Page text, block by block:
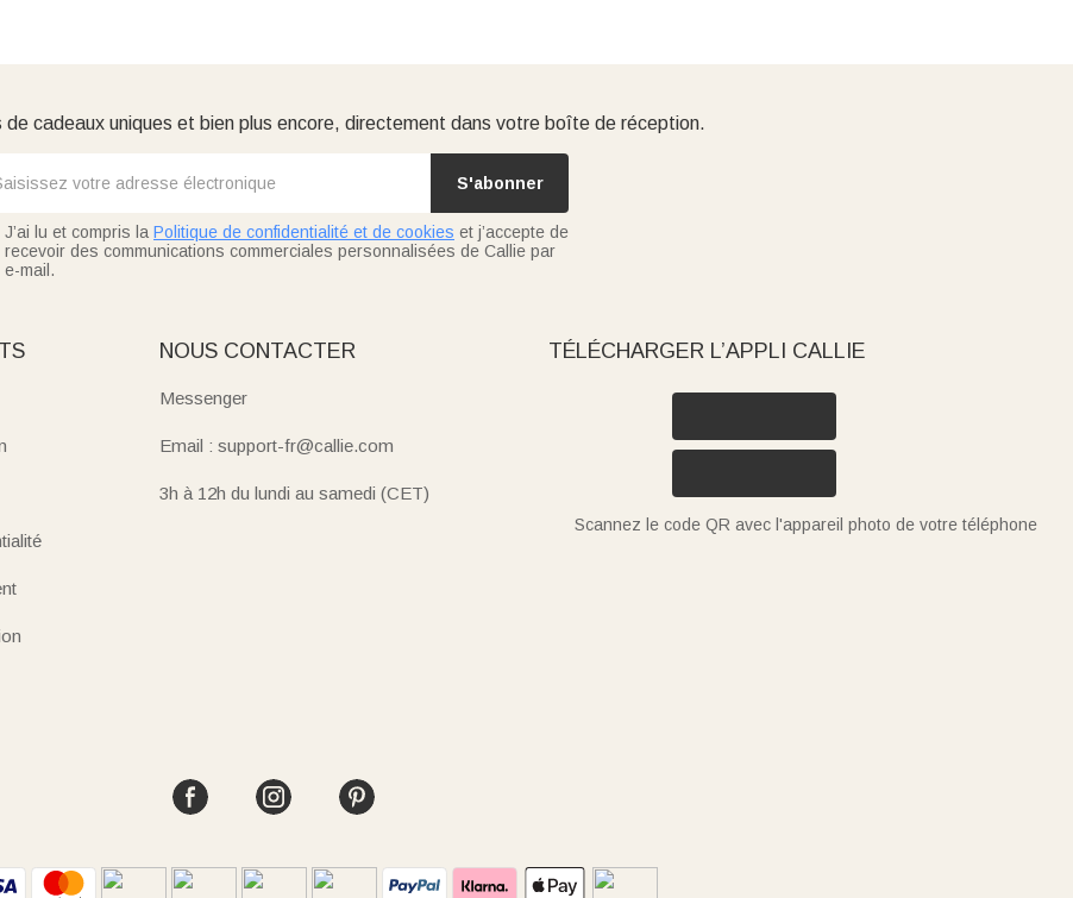
de cadeaux uniques et bien plus encore, directement dans votre boîte de réception.
S'abonner
J’ai lu et compris la Politique de confidentialité et de cookies et j’accepte de
recevoir des communications commerciales personnalisées de Callie par
e-mail.
NOUS CONTACTER
Messenger
Email : support-fr@callie.com
3h à 12h du lundi au samedi (CET)
TÉLÉCHARGER L’APPLI CALLIE
Scannez le code QR avec l'appareil photo de votre téléphone